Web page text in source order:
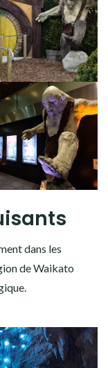
dans les
de Waikato